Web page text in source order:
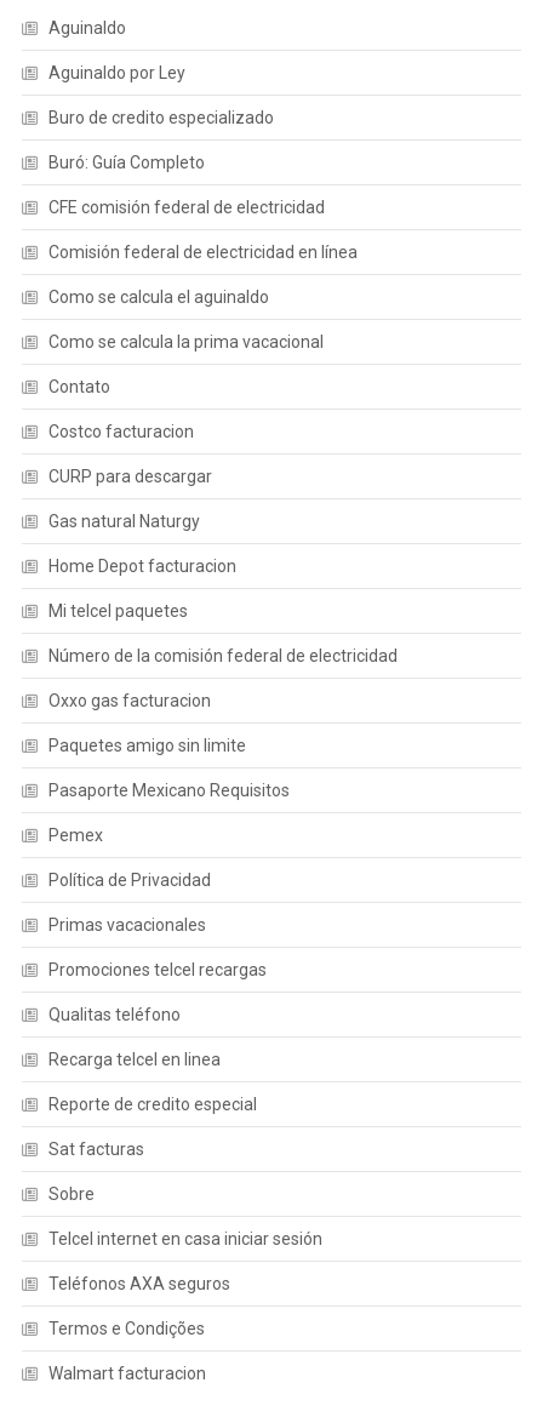
Aguinaldo
Aguinaldo por Ley
Buro de credito especializado
Buró: Guía Completo
CFE comisión federal de electricidad
Comisión federal de electricidad en línea
Como se calcula el aguinaldo
Como se calcula la prima vacacional
Contato
Costco facturacion
CURP para descargar
Gas natural Naturgy
Home Depot facturacion
Mi telcel paquetes
Número de la comisión federal de electricidad
Oxxo gas facturacion
Paquetes amigo sin limite
Pasaporte Mexicano Requisitos
Pemex
Política de Privacidad
Primas vacacionales
Promociones telcel recargas
Qualitas teléfono
Recarga telcel en linea
Reporte de credito especial
Sat facturas
Sobre
Telcel internet en casa iniciar sesión
Teléfonos AXA seguros
Termos e Condições
Walmart facturacion